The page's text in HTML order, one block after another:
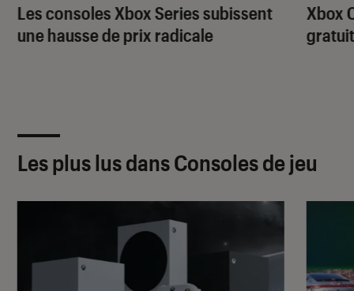
Les consoles Xbox Series subissent
une hausse de prix radicale
Xbox
Les plus lus dans Consoles de jeu